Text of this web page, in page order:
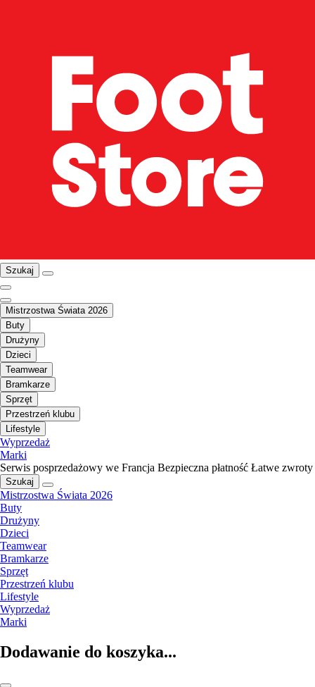
Szukaj
Mistrzostwa Świata 2026
Buty
Drużyny
Dzieci
Teamwear
Bramkarze
Sprzęt
Przestrzeń klubu
Lifestyle
Wyprzedaż
Marki
Serwis posprzedażowy we Francja Bezpieczna płatność Łatwe zwroty
Szukaj
Mistrzostwa Świata 2026
Buty
Drużyny
Dzieci
Teamwear
Bramkarze
Sprzęt
Przestrzeń klubu
Lifestyle
Wyprzedaż
Marki
Dodawanie do koszyka...